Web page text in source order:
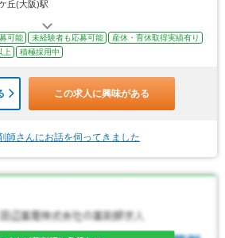
丘(大阪)駅
可能 未経験者も応募可能
産休・育休取得実績有り
上 積極採用中
この求人に興味がある
師さんにお話を伺ってきました